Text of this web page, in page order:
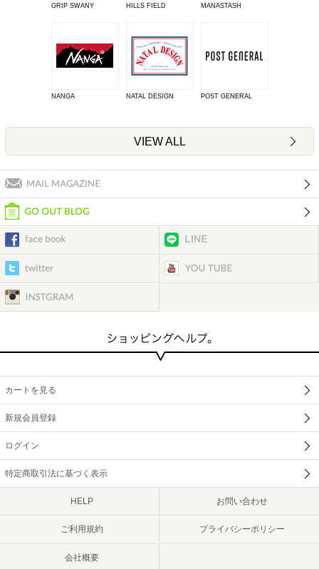
GRIP SWANY HILLS FIELD MANASTASH
NANGA NATAL DESIGN POST GENERAL
VIEW ALL
カートを見る
新規会員登録
ログイン
特定商取引法に基づく表示
HELP お問い合わせ
ご利用規約 プライバシーポリシー
会社概要